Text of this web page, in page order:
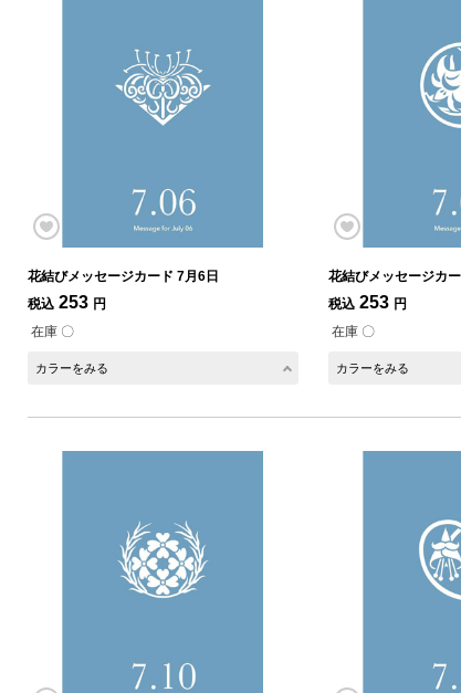
花結びメッセージカード 7月6日
税込 253 円
在庫 〇
カラーをみる
花結びメッセージカ
税込 253 円
在庫 〇
カラーをみる